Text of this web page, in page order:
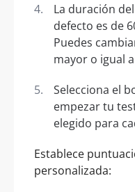
La duración
defecto es de
Puedes
mayor o igual
Selecciona el
empezar tu
elegido para
Establece
personalizada: